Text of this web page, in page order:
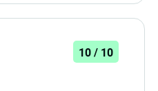
10 / 10